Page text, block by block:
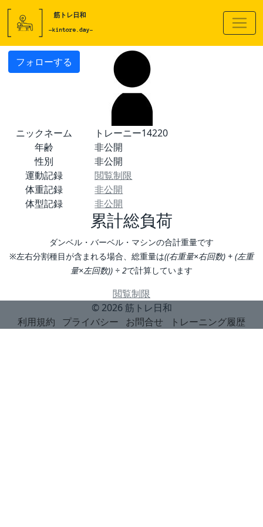
フォローする
ニックネーム
トレーニー14220
年齢
非公開
性別
非公開
運動記録
閲覧制限
体重記録
非公開
体型記録
非公開
累計総負荷
ダンベル・バーベル・マシンの合計重量です
※左右分割種目が含まれる場合、総重量は((右重量×右回数) + (左重
量×左回数)) ÷ 2で計算しています
閲覧制限
© 2026 筋トレ日和
利用規約
プライバシー お問合せ トレーニング履歴